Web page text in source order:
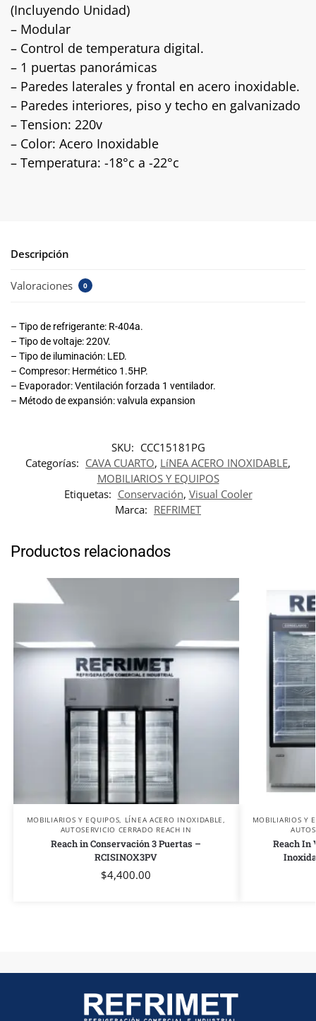
(Incluyendo Unidad)
– Modular
– Control de temperatura digital.
– 1 puertas panorámicas
– Paredes laterales y frontal en acero inoxidable.
– Paredes interiores, piso y techo en galvanizado
– Tension: 220v
– Color: Acero Inoxidable
– Temperatura: -18°c a -22°c
Descripción
Valoraciones 0
– Tipo de refrigerante: R-404a.
– Tipo de voltaje: 220V.
– Tipo de iluminación: LED.
– Compresor: Hermético 1.5HP.
– Evaporador: Ventilación forzada 1 ventilador.
– Método de expansión: valvula expansion
SKU: CCC15181PG
Categorías: CAVA CUARTO, LíNEA ACERO INOXIDABLE,
MOBILIARIOS Y EQUIPOS
Etiquetas: Conservación, Visual Cooler
Marca: REFRIMET
Productos relacionados
MOBILIARIOS Y EQUIPOS LÍNEA ACERO INOXIDABLE
AUTOSERVICIO CERRADO REACH IN
Reach in Conservación 3 Puertas –
RCISINOX3PV
$4,400.00
MOBILIARIOS Y
Reach In